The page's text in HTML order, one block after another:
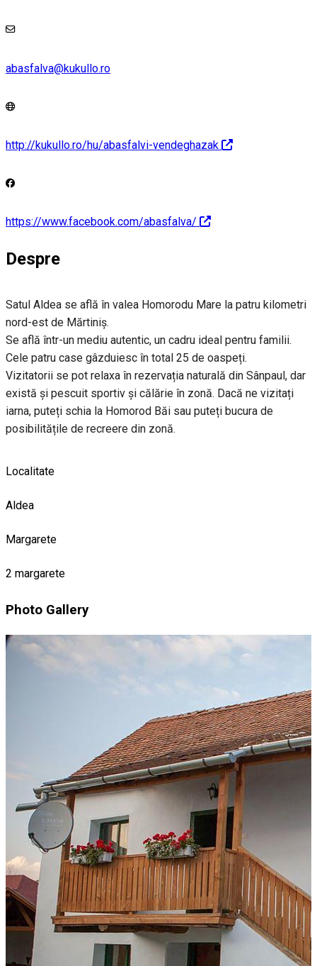
abasfalva@kukullo.ro
http://kukullo.ro/hu/abasfalvi-vendeghazak
https://www.facebook.com/abasfalva/
Despre
Satul Aldea se află în valea Homorodu Mare la patru kilometri
nord-est de Mărtiniș.
Se află într-un mediu autentic, un cadru ideal pentru familii.
Cele patru case gâzduiesc în total 25 de oaspeți.
Vizitatorii se pot relaxa în rezervația naturală din Sânpaul, dar
există și pescuit sportiv și călărie în zonă. Dacă ne vizitați
iarna, puteți schia la Homorod Băi sau puteți bucura de
posibilitățile de recreere din zonă.
Localitate
Aldea
Margarete
2 margarete
Photo Gallery